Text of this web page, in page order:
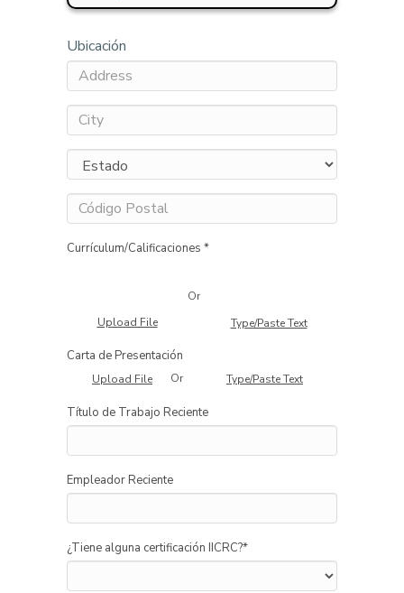
Ubicación
Currículum/Calificaciones *
Upload File
Or
Type/Paste Text
Carta de Presentación
Upload File Or Type/Paste Text
Título de Trabajo Reciente
Empleador Reciente
¿Tiene alguna certificación IICRC?*